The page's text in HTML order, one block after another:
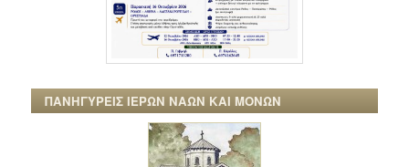
ΠΑΝΗΓΥΡΕΙΣ ΙΕΡΩΝ ΝΑΩΝ ΚΑΙ ΜΟΝΩΝ